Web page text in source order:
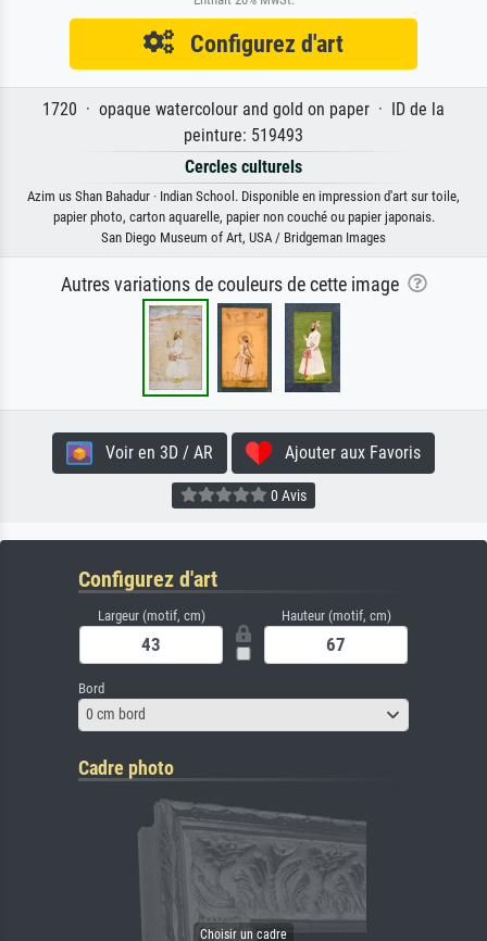
Configurez d'art
1720 · opaque watercolour and gold on paper · ID de la
peinture: 519493
Cercles culturels
Azim us Shan Bahadur · Indian School. Disponible en impression d'art sur toile,
papier photo, carton aquarelle, papier non couché ou papier japonais.
San Diego Museum of Art, USA / Bridgeman Images
Autres variations de couleurs de cette image
Voir en 3D / AR Ajouter aux Favoris
0 Avis
Configurez d'art
Largeur (motif, cm) Hauteur (motif, cm)
Bord
0 cm bord
Cadre photo